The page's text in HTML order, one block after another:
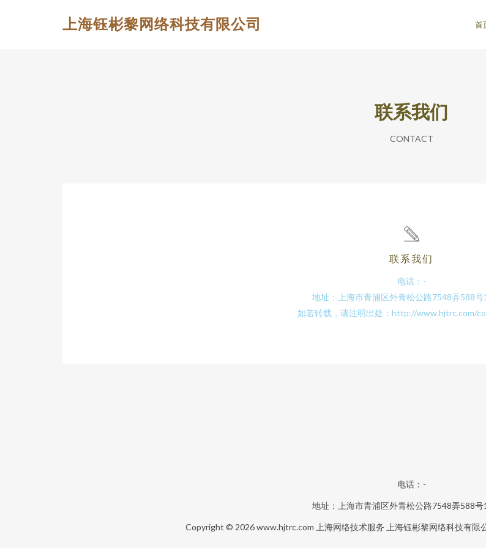
上海钰彬黎网络科技有限公司 首
联系我们
CONTACT
联系我们
电话：-
地址：上海市青浦区外青松公路7548弄588号
如若转载，请注明出处：http://www.hjtrc.com/
电话：-
地址：上海市青浦区外青松公路7548弄588号
Copyright © 2026www.hjtrc.com 上海网络技术服务 上海钰彬黎网络科技有限